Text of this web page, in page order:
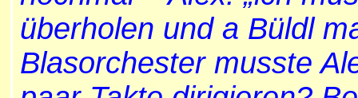
überholen und a Büldl
Blasorchester musste